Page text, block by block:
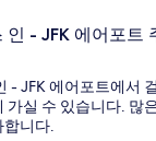
인 - JFK 에어포트
- JFK 에어포트에서
가실 수 있습니다. 많
니다.